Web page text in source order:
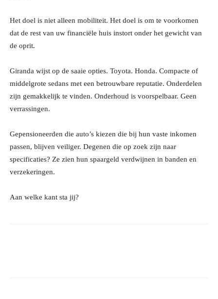
Het doel is niet alleen mobiliteit. Het doel is om te voorkomen
dat de rest van uw financiële huis instort onder het gewicht van
de oprit.
Giranda wijst op de saaie opties. Toyota. Honda. Compacte of
middelgrote sedans met een betrouwbare reputatie. Onderdelen
zijn gemakkelijk te vinden. Onderhoud is voorspelbaar. Geen
verrassingen.
Gepensioneerden die auto’s kiezen die bij hun vaste inkomen
passen, blijven veiliger. Degenen die op zoek zijn naar
specificaties? Ze zien hun spaargeld verdwijnen in banden en
verzekeringen.
Aan welke kant sta jij?